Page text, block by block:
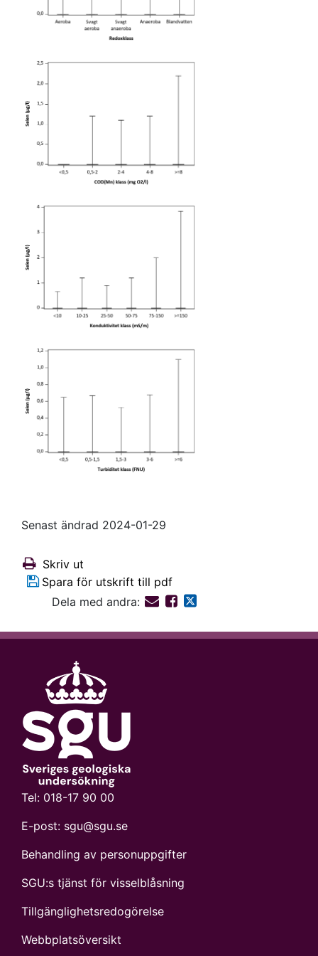
Senast ändrad 2024-01-29
Skriv ut
Spara för utskrift till pdf
Dela med andra:
Tel: 018-17 90 00
E-post: sgu@sgu.se
Behandling av personuppgifter
SGU:s tjänst för visselblåsning
Tillgänglighetsredogörelse
Webbplatsöversikt